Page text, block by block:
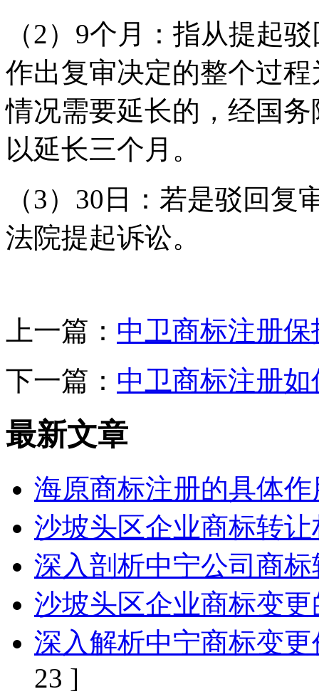
（2）9个月：指从提起
作出复审决定的整个过
情况需要延长的，经国
以延长三个月。
（3）30日：若是驳回
法院提起诉讼。
上一篇： 中卫商标注册
下一篇： 中卫商标注册
最新文章
海原商标注册的具体作
沙坡头区企业商标转
深入剖析中宁公司商
沙坡头区企业商标变
深入解析中宁商标变
23 ]